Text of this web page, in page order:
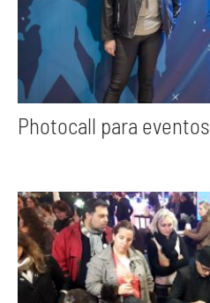
Photocall para eventos